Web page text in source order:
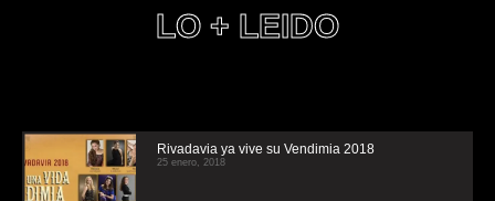
LO + LEIDO
Rivadavia ya vive su Vendimia 2018
25 enero, 2018